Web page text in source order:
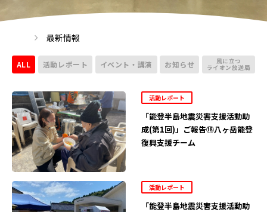
最新情報
ALL 活動レポート イベント・講演 お知らせ 風に立つ
ライオン放送局
活動レポート
「能登半島地震災害支援活動助
成(第1回)」ご報告⑱八ヶ岳能登
復興支援チーム
活動レポート
「能登半島地震災害支援活動助